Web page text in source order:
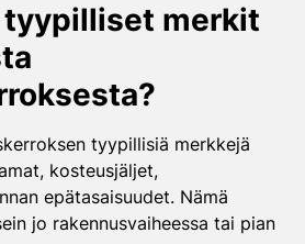
tyypilliset merkit
tyypillisiä merkkejä
kosteusjäljet,
epätasaisuudet. Nämä
jo rakennusvaiheessa tai pian